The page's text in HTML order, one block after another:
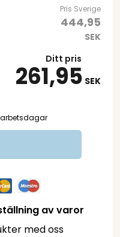
Pris Sverige
444,95
SEK
Ditt pris
261,95 SEK
arbetsdagar
av varor
med oss